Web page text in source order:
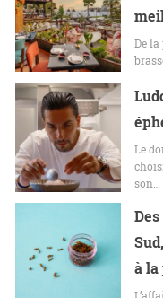
De
Le
son…
à la